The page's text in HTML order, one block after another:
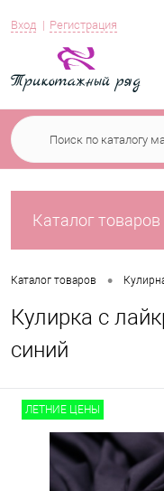
Вход Регистрация
Каталог товаров
Каталог товаров •
Кулирка с
синий
ЛЕТНИЕ ЦЕНЫ